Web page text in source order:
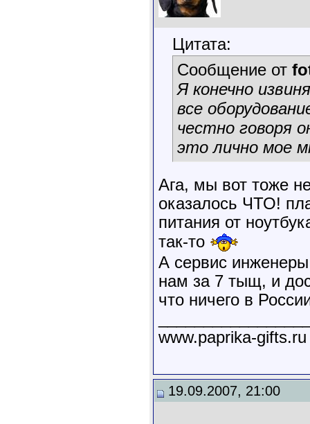
Цитата:
Сообщение от
Я конечно
все
честно говоря
это лично мое
Ага, мы вот тоже
оказалось ЧТО!
питания от
так-то
А сервис
нам за 7 тыщ, и
что ничего в
www.paprika-gifts.ru
19.09.2007, 21:00